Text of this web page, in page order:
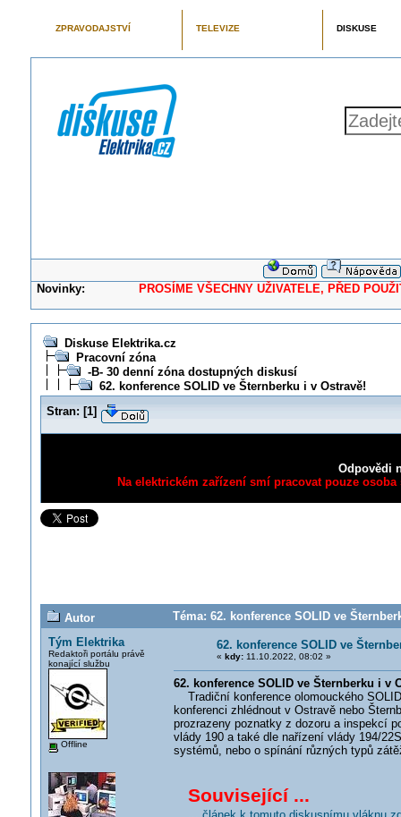
ZPRAVODAJSTVÍ TELEVIZE DISKUSE
Novinky: PROSÍME VŠECHNY UŽIVATELE, PŘED
Diskuse Elektrika.cz
Pracovní zóna
-B- 30 denní zóna dostupných diskusí
62. konference SOLID ve Šternberku i v Ostravě!
Stran: [1]
Odpovědi
Na elektrickém zařízení smí pracovat pouze
Autor
Téma: 62. konference SOLID ve
Tým Elektrika
Redaktoři portálu právě
konající službu
Offline
62. konference SOLID ve
« kdy:11.10.2022, 08:02 »
62. konference SOLID ve Šternberku i v
Tradiční konference olomouckého
konferenci zhlédnout v Ostravě nebo
prozrazeny poznatky z dozoru a inspekcí
vlády 190 a také dle nařízení vlády 194/
systémů, nebo o spínání různých typů
Související ...